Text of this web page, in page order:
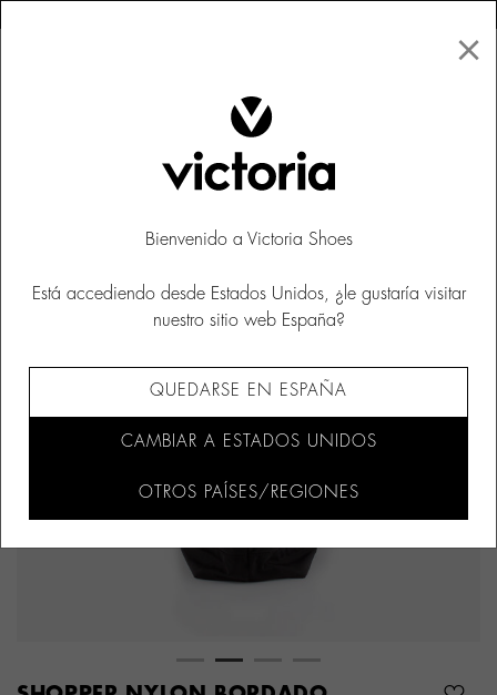
×
Bienvenido a Victoria Shoes
Está accediendo desde Estados Unidos, ¿le gustaría visitar
nuestro sitio web España?
QUEDARSE EN ESPAÑA
CAMBIAR A ESTADOS UNIDOS
OTROS PAÍSES/REGIONES